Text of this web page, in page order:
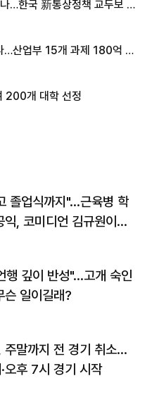
…한국 新통상정책 교두보 활
…산업부 15개 과제 180억 지
200개 대학 선정
졸업식까지"…근육병 학
익, 코미디언 김규원이었
행 깊이 반성"…고개 숙인
슨 일이길래?
주말까지 전 경기 취소…
오후 7시 경기 시작